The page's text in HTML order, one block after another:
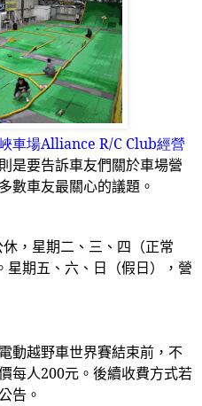
車場Alliance R/C Club經營
是要告訴車友們關於車場營
數車友最關心的議題。
，星期二、三、四（正常
星期五、六、日（假日），營
電動越野車世界賽結束前，不
每人200元。後續收費方式若
告。